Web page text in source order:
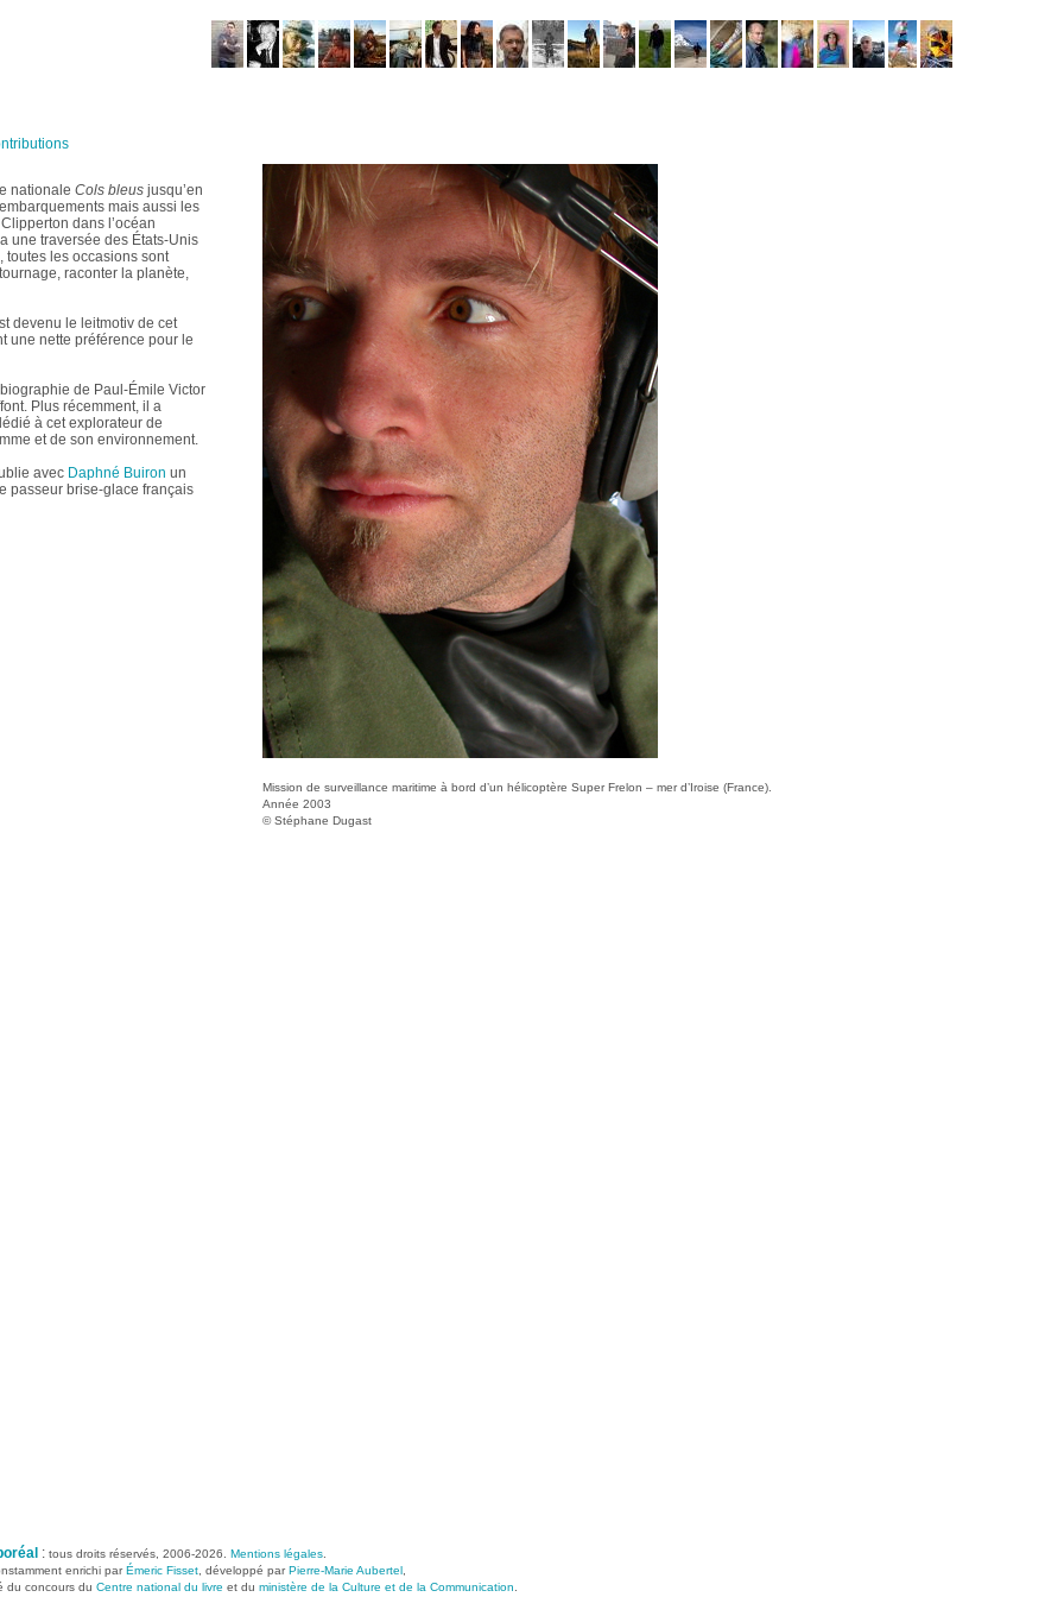
Mission de surveillance maritime à bord d’un hélicoptère Super Frelon – mer d’Iroise (France).
Année 2003
© Stéphane Dugast
nationale Cols bleus jusqu’en
mais aussi les
dans l’océan
une traversée des États-Unis
toutes les occasions sont
raconter la planète,
devenu le leitmotiv de cet
une nette préférence pour le
de Paul-Émile Victor
Plus récemment, il a
à cet explorateur de
et de son environnement.
avec Daphné Buiron un
passeur brise-glace français
: tous droits réservés, 2006-2026. Mentions légales
enrichi parÉmeric Fisset , développé parPierre-Marie Aubertel
du concours du Centre national du livre et du ministère de la Culture et de la Communication